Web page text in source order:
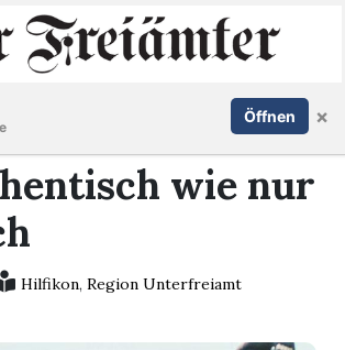
Abonnieren Anmelden
wie nur
Hilfikon,Region Unterfreiamt
Öffnen ×